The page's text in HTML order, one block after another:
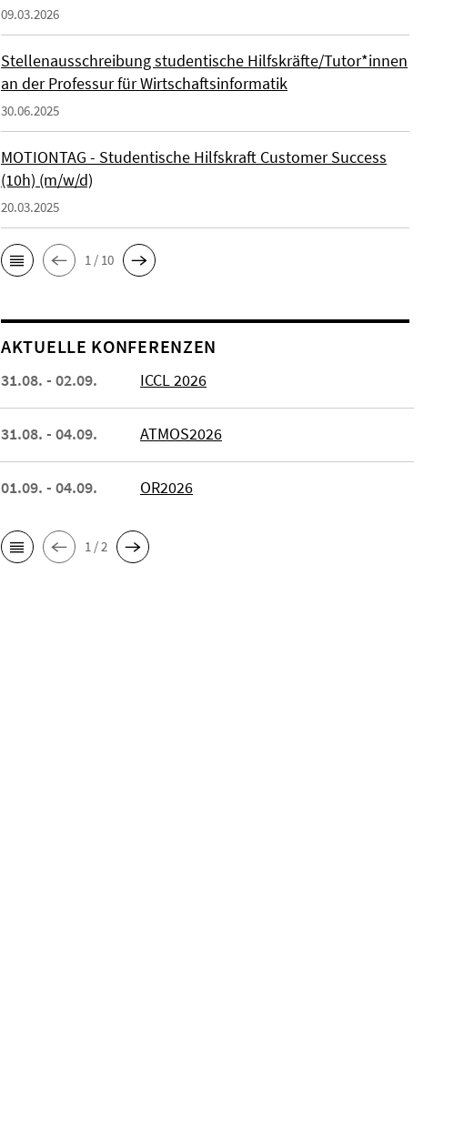
09.03.2026
Stellenausschreibung studentische Hilfskräfte/Tutor*innen
an der Professur für Wirtschaftsinformatik
30.06.2025
MOTIONTAG - Studentische Hilfskraft Customer Success
(10h) (m/w/d)
20.03.2025
1 / 10
AKTUELLE KONFERENZEN
31.08. - 02.09. ICCL 2026
31.08. - 04.09. ATMOS2026
01.09. - 04.09. OR2026
1 / 2